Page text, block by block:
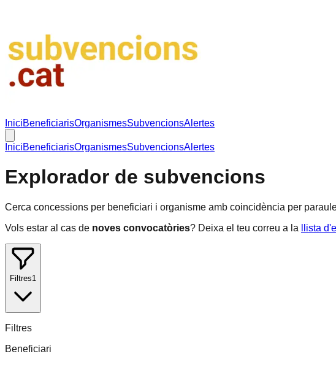
IniciBeneficiarisOrganismesSubvencionsAlertes
IniciBeneficiarisOrganismesSubvencionsAlertes
Explorador de subvencions
Cerca concessions per beneficiari i organisme amb coincidència per
Vols estar al cas de noves convocatòries? Deixa el teu correu a la llista
Filtres1
Filtres
Beneficiari